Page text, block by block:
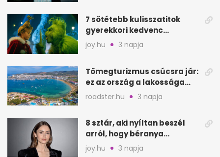
7 sötétebb kulisszatitok
gyerekkori kedvenc
filmjeinkről a Joy szerint
joy.hu 3 napja
Tömegturizmus csúcsra jár:
ez az ország a lakossága
kétszeresét fogadja
roadster.hu 3 napja
8 sztár, aki nyíltan beszél
arról, hogy béranya
segítette a családalapítást
joy.hu 3 napja